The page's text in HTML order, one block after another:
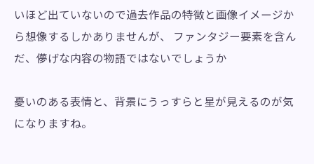
いほど出ていないので過去作品の特徴と画像イメージか
ら想像するしかありませんが、 ファンタジー要素を含ん
だ、儚げな内容の物語ではないでしょうか
憂いのある表情と、背景にうっすらと星が見えるのが気
になりますね。